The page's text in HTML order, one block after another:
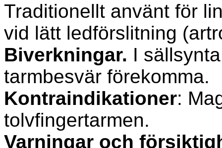
Traditionellt använt för
vid lätt ledförslitning
Biverkningar. I
tarmbesvär förekomma.
Kontraindikationer:
tolvfingertarmen.
Varningar och